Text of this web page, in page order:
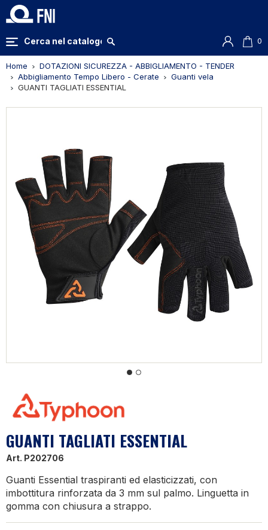
0
Home
DOTAZIONI SICUREZZA - ABBIGLIAMENTO - TENDER
Abbigliamento Tempo Libero - Cerate
Guanti vela
GUANTI TAGLIATI ESSENTIAL
GUANTI TAGLIATI ESSENTIAL
Art. P202706
Guanti Essential traspiranti ed elasticizzati, con
imbottitura rinforzata da 3 mm sul palmo. Linguetta in
gomma con chiusura a strappo.